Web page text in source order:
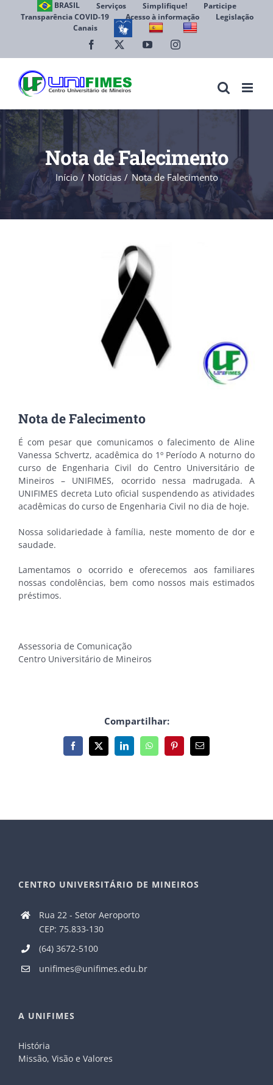
BRASIL Serviços Simplifique!
Participe
Transparência COVID-19
Acesso à informação
Legislação
Canais
Facebook YouTubeInstagram
Nota de Falecimento
Início Notícias Nota de Falecimento
Nota de Falecimento
É com pesar que comunicamos o falecimento de Aline
Vanessa Schvertz, acadêmica do 1º Período A noturno do
curso de Engenharia Civil do Centro Universitário de
Mineiros – UNIFIMES, ocorrido nessa madrugada. A
UNIFIMES decreta Luto oficial suspendendo as atividades
acadêmicas do curso de Engenharia Civil no dia de hoje.
Nossa solidariedade à família, neste momento de dor e
saudade.
Lamentamos o ocorrido e oferecemos aos familiares
nossas condolências, bem como nossos mais estimados
préstimos.
Assessoria de Comunicação
Centro Universitário de Mineiros
Compartilhar:
Facebook
X LinkedInWhatsAppPinterest
E-
mail
CENTRO UNIVERSITÁRIO DE MINEIROS
Rua 22 - Setor Aeroporto
CEP: 75.833-130
(64) 3672-5100
unifimes@unifimes.edu.br
A UNIFIMES
História
Missão, Visão e Valores